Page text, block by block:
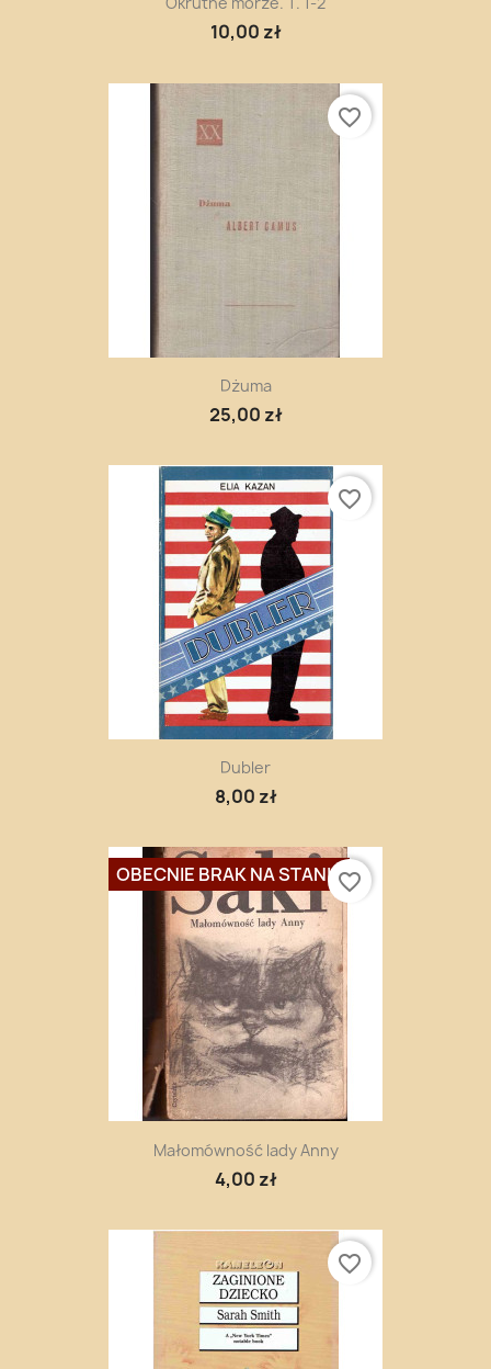
10,00 zł
Dżuma
25,00 zł
favorite_border
Dubler
8,00 zł
favorite_border
Małomówność lady Anny
4,00 zł
OBECNIE BRAK NA STANIEfavorite_border
favorite_border